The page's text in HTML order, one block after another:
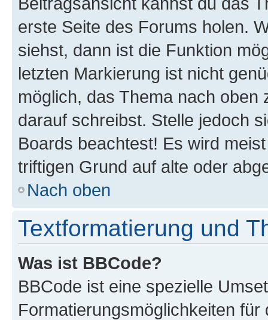
erste Seite des Forums holen.
siehst, dann ist die Funktion
letzten Markierung ist nicht
möglich, das Thema nach oben
darauf schreibst. Stelle jedoch
Boards beachtest! Es wird
triftigen Grund auf alte oder
Nach oben
Textformatierung und
Was ist BBCode?
BBCode ist eine spezielle
Formatierungsmöglichkeiten